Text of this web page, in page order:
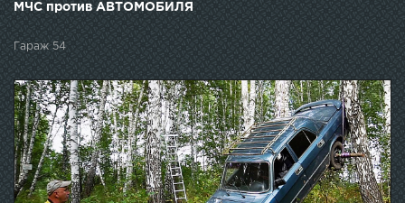
МЧС против АВТОМОБИЛЯ
Гараж 54